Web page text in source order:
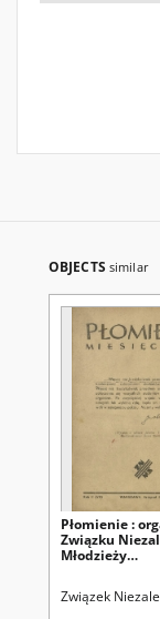
OBJECTS similar
Płomienie :
Związku
Młodzieży
7 (listopad
Związek